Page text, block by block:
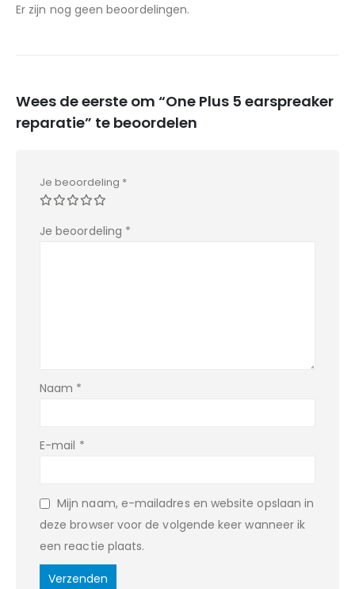
Er zijn nog geen beoordelingen.
Wees de eerste om “One Plus 5 earspreaker
reparatie” te beoordelen
Je beoordeling *
Je beoordeling *
Naam *
E-mail *
Mijn naam, e-mailadres en website opslaan in
deze browser voor de volgende keer wanneer ik
een reactie plaats.